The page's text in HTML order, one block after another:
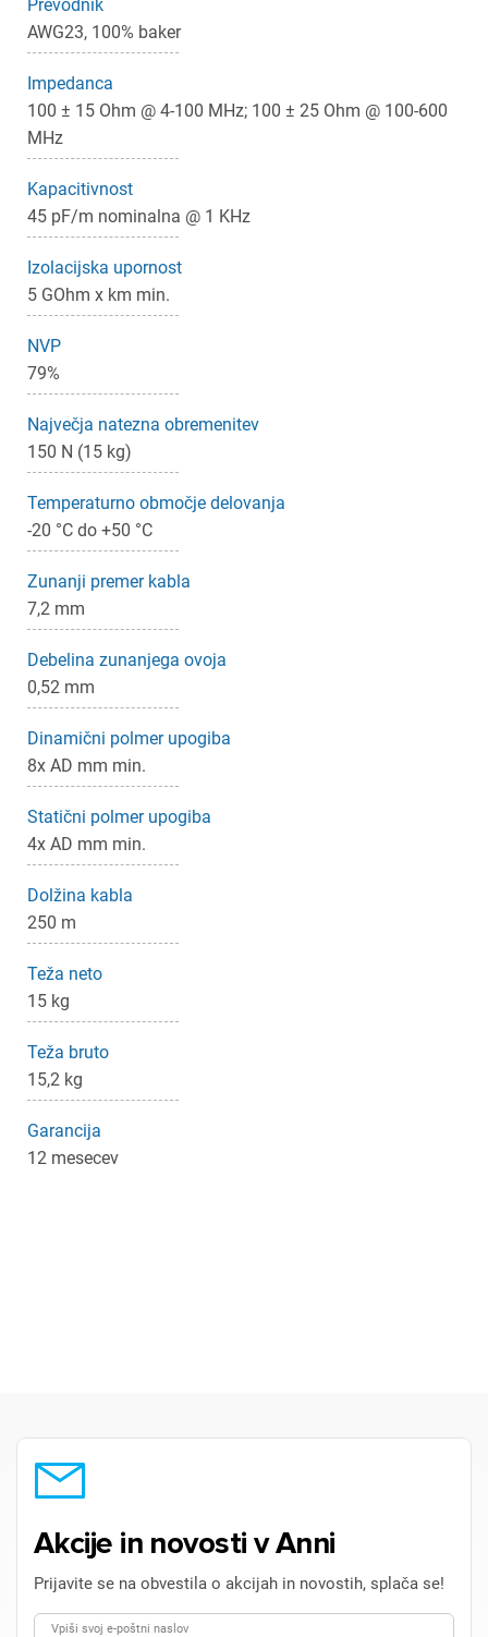
Prevodnik
AWG23, 100% baker
Impedanca
100 ± 15 Ohm @ 4-100 MHz; 100 ± 25 Ohm @ 100-600
MHz
Kapacitivnost
45 pF/m nominalna @ 1 KHz
Izolacijska upornost
5 GOhm x km min.
NVP
79%
Največja natezna obremenitev
150 N (15 kg)
Temperaturno območje delovanja
-20 °C do +50 °C
Zunanji premer kabla
7,2 mm
Debelina zunanjega ovoja
0,52 mm
Dinamični polmer upogiba
8x AD mm min.
Statični polmer upogiba
4x AD mm min.
Dolžina kabla
250 m
Teža neto
15 kg
Teža bruto
15,2 kg
Garancija
12 mesecev
Akcije in novosti v Anni
Prijavite se na obvestila o akcijah in novostih, splača se!
Vpiši svoj e-poštni naslov
Za dodajanje na seznam želja morate biti prijavljeni.
Prekliči